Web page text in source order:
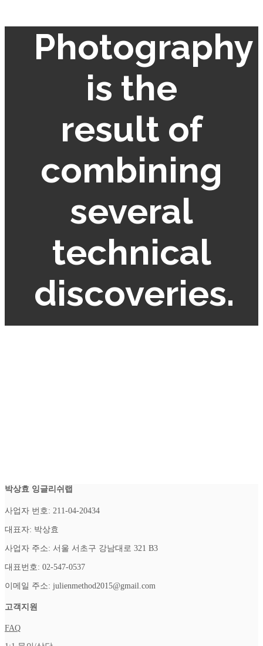
Photography
is the
result of
combining
several
technical
discoveries.
박상효 잉글리쉬랩
사업자 번호: 211-04-20434
대표자: 박상효
사업자 주소: 서울 서초구 강남대로 321 B3
대표번호: 02-547-0537
이메일 주소: julienmethod2015@gmail.com
고객지원
FAQ